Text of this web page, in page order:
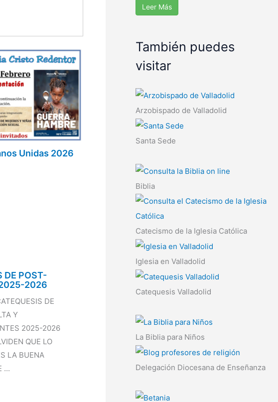
Unidas 2026
DE POST-
2026
DE
Y
2025-2026
QUE LO
LA BUENA
...
Leer Más
También puedes
visitar
Arzobispado de Valladolid
Santa Sede
Biblia
Catecismo de la Iglesia Católica
Iglesia en Valladolid
Catequesis Valladolid
La Biblia para Niños
Delegación Diocesana de Enseñanza